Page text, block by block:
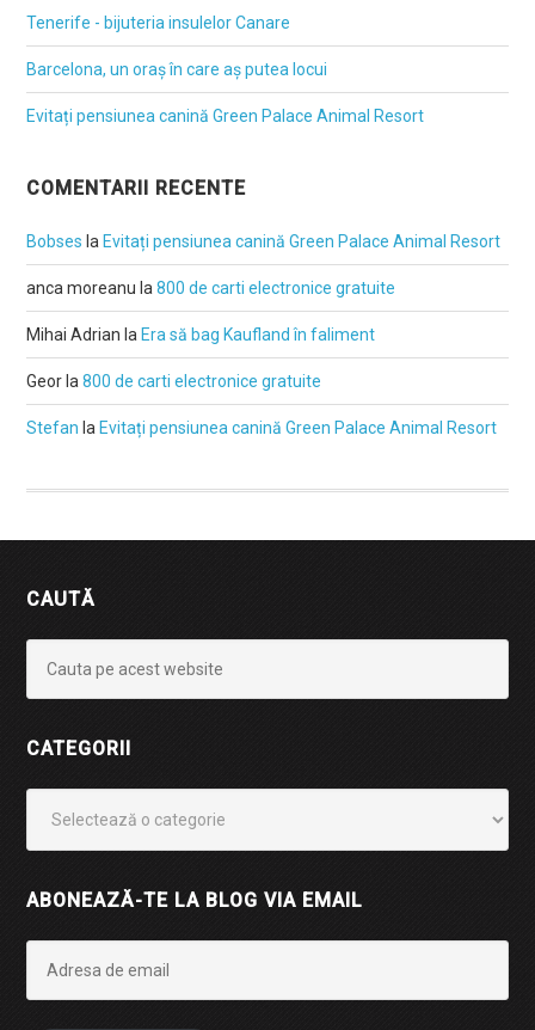
Tenerife - bijuteria insulelor Canare
Barcelona, un oraș în care aș putea locui
Evitați pensiunea canină Green Palace Animal Resort
COMENTARII RECENTE
Bobses la Evitați pensiunea canină Green Palace Animal Resort
anca moreanu la800 de carti electronice gratuite
Mihai Adrian la Era să bag Kaufland în faliment
Geor la800 de carti electronice gratuite
Stefan la Evitați pensiunea canină Green Palace Animal Resort
CAUTĂ
CATEGORII
ABONEAZĂ-TE LA BLOG VIA EMAIL
email